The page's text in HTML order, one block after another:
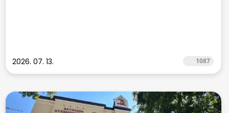
2026. 07. 13. 1087